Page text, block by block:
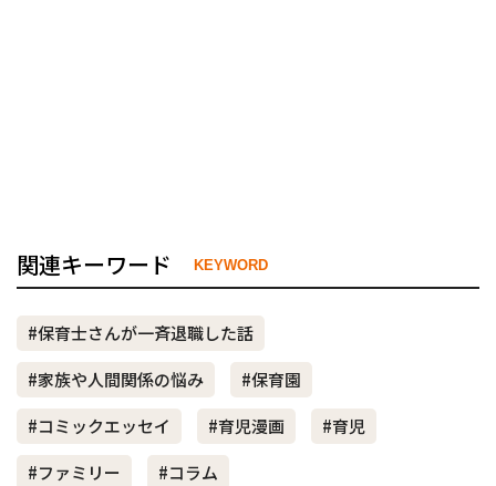
関連キーワード KEYWORD
#保育士さんが一斉退職した話
#家族や人間関係の悩み
#保育園
#コミックエッセイ
#育児漫画
#育児
#ファミリー
#コラム